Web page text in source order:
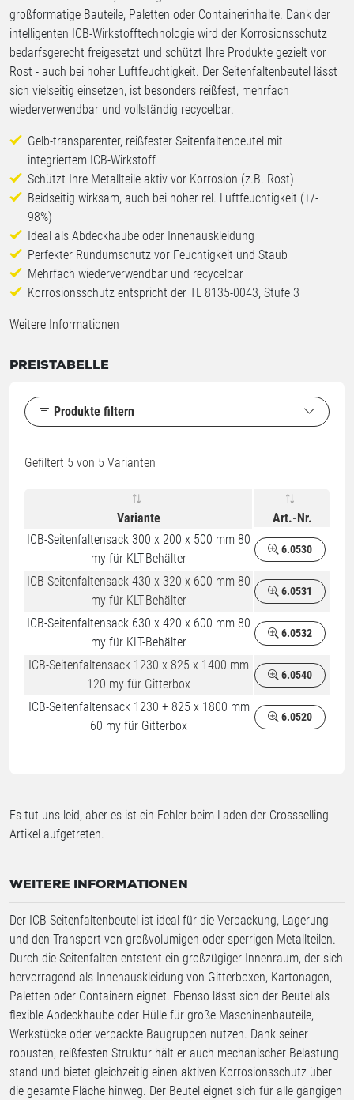
großformatige Bauteile, Paletten oder Containerinhalte. Dank der
intelligenten ICB-Wirkstofftechnologie wird der Korrosionsschutz
bedarfsgerecht freigesetzt und schützt Ihre Produkte gezielt vor
Rost - auch bei hoher Luftfeuchtigkeit. Der Seitenfaltenbeutel lässt
sich vielseitig einsetzen, ist besonders reißfest, mehrfach
wiederverwendbar und vollständig recycelbar.
Gelb-transparenter, reißfester Seitenfaltenbeutel mit
integriertem ICB-Wirkstoff
Schützt Ihre Metallteile aktiv vor Korrosion (z.B. Rost)
Beidseitig wirksam, auch bei hoher rel. Luftfeuchtigkeit (+/-
98%)
Ideal als Abdeckhaube oder Innenauskleidung
Perfekter Rundumschutz vor Feuchtigkeit und Staub
Mehrfach wiederverwendbar und recycelbar
Korrosionsschutz entspricht der TL 8135-0043, Stufe 3
Weitere Informationen
PREISTABELLE
Produkte filtern
Gefiltert 5 von 5 Varianten
Variante
Art.-Nr.
ICB-Seitenfaltensack 300 x 200 x 500 mm 80
my für KLT-Behälter
6.0530
ICB-Seitenfaltensack 430 x 320 x 600 mm 80
my für KLT-Behälter
6.0531
ICB-Seitenfaltensack 630 x 420 x 600 mm 80
my für KLT-Behälter
6.0532
ICB-Seitenfaltensack 1230 x 825 x 1400 mm
120 my für Gitterbox
6.0540
ICB-Seitenfaltensack 1230 + 825 x 1800 mm
60 my für Gitterbox
6.0520
Es tut uns leid, aber es ist ein Fehler beim Laden der Crossselling
Artikel aufgetreten.
WEITERE INFORMATIONEN
Der ICB-Seitenfaltenbeutel ist ideal für die Verpackung, Lagerung
und den Transport von großvolumigen oder sperrigen Metallteilen.
Durch die Seitenfalten entsteht ein großzügiger Innenraum, der sich
hervorragend als Innenauskleidung von Gitterboxen, Kartonagen,
Paletten oder Containern eignet. Ebenso lässt sich der Beutel als
flexible Abdeckhaube oder Hülle für große Maschinenbauteile,
Werkstücke oder verpackte Baugruppen nutzen. Dank seiner
robusten, reißfesten Struktur hält er auch mechanischer Belastung
stand und bietet gleichzeitig einen aktiven Korrosionsschutz über
die gesamte Fläche hinweg. Der Beutel eignet sich für alle gängigen